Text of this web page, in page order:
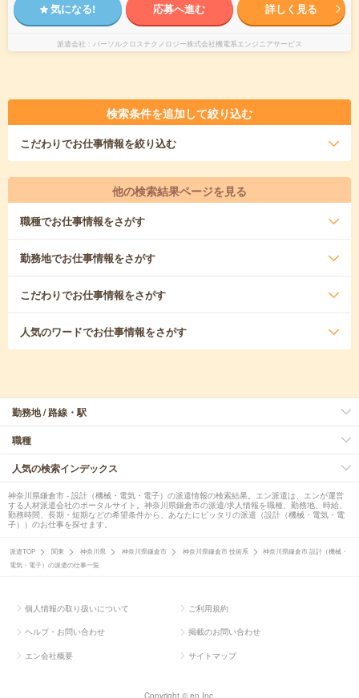
気になる! 応募へ進む 詳しく見る
派遣会社 パーソルクロステクノロジー株式会社機電系エンジニアサービス
検索条件を追加して絞り込む
こだわりでお仕事情報を絞り込む
他の検索結果ページを見る
職種でお仕事情報をさがす
勤務地でお仕事情報をさがす
こだわりでお仕事情報をさがす
人気のワードでお仕事情報をさがす
勤務地 / 路線・駅
職種
人気の検索インデックス
神奈川県鎌倉市 - 設計（機械・電気・電子）の派遣情報の検索結果。エン派遣は、エンが運営
する人材派遣会社のポータルサイト。神奈川県鎌倉市の派遣/求人情報を職種、勤務地、時給、
勤務時間、長期・短期などの希望条件から、あなたにピッタリの派遣（設計（機械・電気・電
子））のお仕事を探せます。
派遣TOP 関東 神奈川県 神奈川県鎌倉市 神奈川県鎌倉市 技術系
神奈川県鎌倉市 設計（機械・
電気・電子）の派遣の仕事一覧
個人情報の取り扱いについて ご利用規約
ヘルプ・お問い合わせ 掲載のお問い合わせ
エン会社概要 サイトマップ
Copyright © en Inc.